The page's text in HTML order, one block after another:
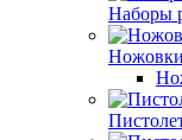
Наборы
Ножовки